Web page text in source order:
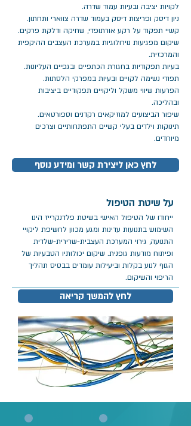
לקויות יציבה ובעיות עמוד שדרה.
ניון דיסק ופריצות דיסק בעמוד שדרה צווארי ותחתון.
קשיי תפקוד על רקע אורתופדי, שחיקה ודלקת פרקים.
שיקום מפגיעות נוירולוגיות במערכת העצבים ההיקפית
והמרכזית.
בעיות תפקודיות בחגורת הכתפיים ובגפיים העליונות.
תפודי נשימה לקויים ובעיות במפרקי הלסתות.
הפרעות שיווי משקל וליקויים תפקודיים ביציבות
ובהליכה.
שיפור הביצועים למוזיקאים רקדנים וספורטאים.
תינוקות וילדים בעלי קשיים התפתחותיים וצרכים
מיוחדים.
לחץ כאן ליצירת קשר ומידע נוסף
על שיטת הטיפול
ייחודו של הטיפול האישי בשיטת פלדנקרייז הינו
השימוש בתנועות עדינות ומגע מכוון לחשיפת ליקויי
התנועה, גירוי המערכת העצבית-שרירית-שלדית
ופיתוח מודעות גופנית. שיקום יכולותיו הטבעיות של
הגוף לנוע בקלות וביעילות עומדים בבסיס תהליך
הריפוי והשיקום.
לחץ להמשך קריאה